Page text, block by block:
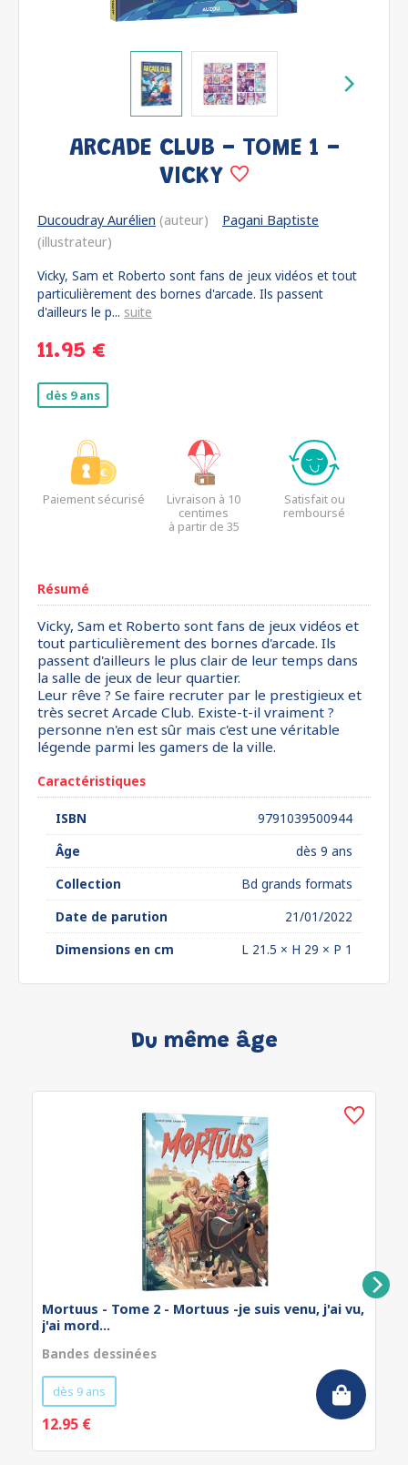
ARCADE CLUB - TOME 1 -
VICKY
Ducoudray Aurélien (auteur)
Pagani Baptiste
(illustrateur)
Vicky, Sam et Roberto sont fans de jeux vidéos et tout
particulièrement des bornes d'arcade. Ils passent
d'ailleurs le p... suite
11.95 €
dès 9 ans
Paiement sécurisé
Livraison à 10
centimes
à partir de 35
Satisfait ou
remboursé
Résumé
Vicky, Sam et Roberto sont fans de jeux vidéos et
tout particulièrement des bornes d'arcade. Ils
passent d'ailleurs le plus clair de leur temps dans
la salle de jeux de leur quartier.
Leur rêve ? Se faire recruter par le prestigieux et
très secret Arcade Club. Existe-t-il vraiment ?
personne n'en est sûr mais c'est une véritable
légende parmi les gamers de la ville.
Caractéristiques
ISBN
9791039500944
Âge
dès 9 ans
Collection
Bd grands formats
Date de parution
21/01/2022
Dimensions en cm
L 21.5 × H 29 × P 1
Du même âge
Mortuus - Tome 2 - Mortuus -je suis venu, j'ai vu,
j'ai mord...
Bandes dessinées
dès 9 ans
12.95 €